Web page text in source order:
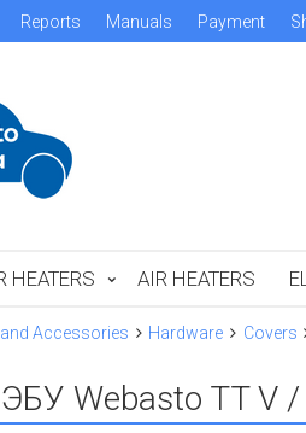
Reports Manuals Payment
HEATERS AIR HEATERS
Accessories Hardware Covers
Webasto TT V /